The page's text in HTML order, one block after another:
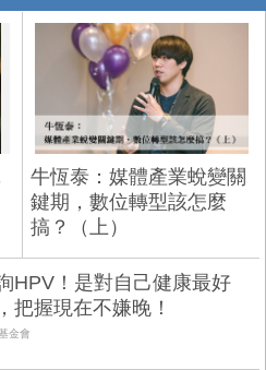
牛恆泰：媒體產業蛻變關
鍵期，數位轉型該怎麼
搞？（上）
HPV！是對自己健康最好
把握現在不嫌晚！
金會